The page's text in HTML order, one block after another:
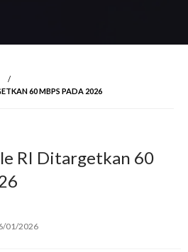
60 MBPS PADA 2026
RI Ditargetkan 60
01/2026